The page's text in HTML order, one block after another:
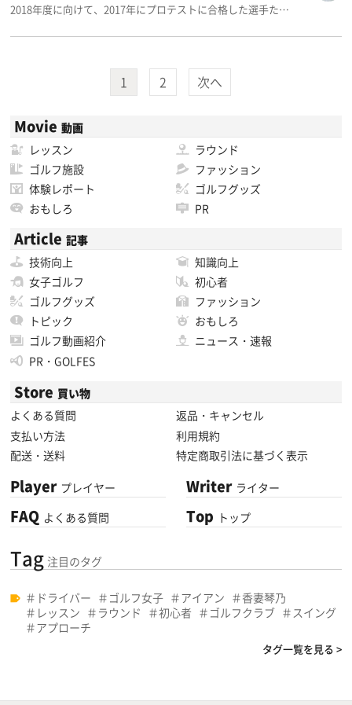
2018年度に向けて、2017年にプロテストに合格した選手た…
1 2 次へ
Movie 動画
レッスン
ラウンド
ゴルフ施設
ファッション
体験レポート
ゴルフグッズ
おもしろ
PR
Article 記事
技術向上
知識向上
女子ゴルフ
初心者
ゴルフグッズ
ファッション
トピック
おもしろ
ゴルフ動画紹介
ニュース・速報
PR・GOLFES
Store 買い物
よくある質問
返品・キャンセル
支払い方法
利用規約
配送・送料
特定商取引法に基づく表示
Player プレイヤー
FAQ よくある質問
Writer ライター
Top トップ
Tag 注目のタグ
ドライバー ゴルフ女子 アイアン
香妻琴乃
レッスン
ラウンド 初心者 ゴルフクラブ
スイング
アプローチ
タグ一覧を見る >